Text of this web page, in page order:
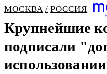
МОСКВА РОССИЯ
Крупнейшие
подписали